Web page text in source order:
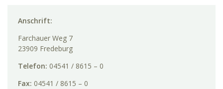
Anschrift:
Farchauer Weg 7
23909 Fredeburg
Telefon: 04541 / 8615 – 0
Fax: 04541 / 8615 – 0